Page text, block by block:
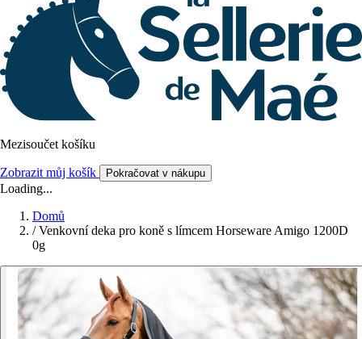
Mezisoučet košíku
Zobrazit můj košík Pokračovat v nákupu
Loading...
Domů
/ Venkovní deka pro koně s límcem Horseware Amigo 1200D
0g